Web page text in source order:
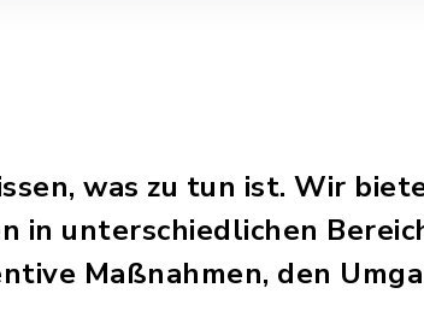
was zu tun ist. Wir
unterschiedlichen
Maßnahmen, den